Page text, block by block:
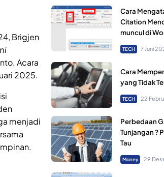
Brigjen
Acara
2025.
menjadi
Cara
Citation
muncul di
TECH 7 Juni
Cara
yang Tidak
TECH 22
Perbedaan
Tunjangan ?
Tau
Money 29